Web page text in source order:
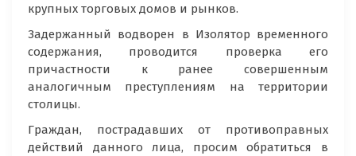
крупных торговых домов и рынков.
Задержанный водворен в Изолятор временного
содержания, проводится проверка его
причастности к ранее совершенным
аналогичным преступлениям на территории
столицы.
Граждан, пострадавших от противоправных
действий данного лица, просим обратиться в